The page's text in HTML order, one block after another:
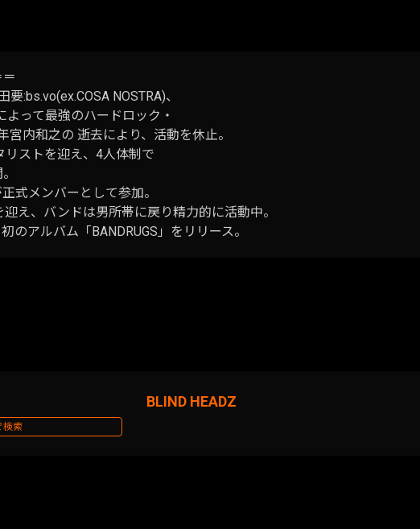
:bs.vo(ex.COSA NOSTRA)、
よって最強のハードロック・
宮内和之の 逝去により、活動を休止。
リストを迎え、4人体制で
式メンバーとして参加。
え、バンドは男所帯に戻り精力的に活動中。
アルバム「BANDRUGS」をリリース。
検索
BLIND HEADZ